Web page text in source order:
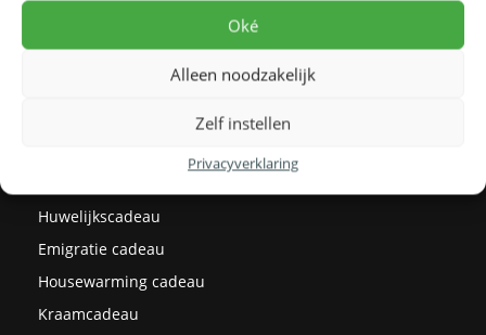
Oké
Alleen noodzakelijk
Zelf instellen
Privacyverklaring
Prijzen
Huwelijkscadeau
Emigratie cadeau
Housewarming cadeau
Kraamcadeau